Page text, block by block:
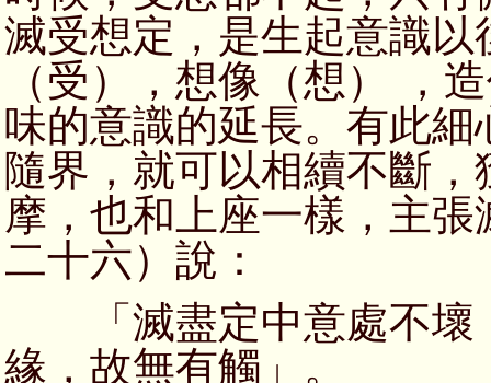
滅受想定，是生起意識
（受），想像（想） ，
味的意識的延長。有此
隨界，就可以相續不斷
摩，也和上座一樣，主
二十六）說：
「滅盡定中意處不壞
緣，故無有觸」。